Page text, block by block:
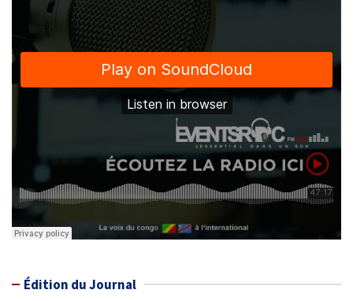
Édition du Journal